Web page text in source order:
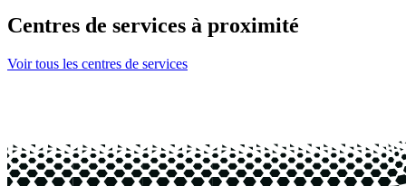
Centres de services à proximité
Voir tous les centres de services